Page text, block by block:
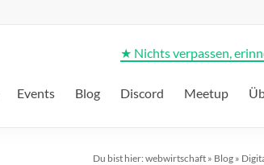
★ Nichts verpassen,
Events Blog Discord Meetup
Du bist hier: webwirtschaft » Blog »